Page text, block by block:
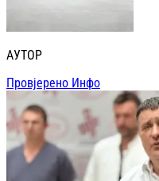
АУТОР
Провјерено Инфо